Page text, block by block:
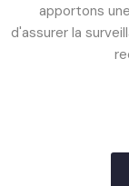
apportons
d'assurer la